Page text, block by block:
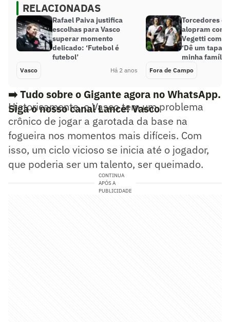
RELACIONADAS
Rafael Paiva justifica
escolhas para Vasco
superar momento
delicado: ‘Futebol é
futebol’
Vasco Há 2 anos
Torcedores
alopram com
Vegetti como
‘Dê um tapa
minha família’
Fora de Campo
➡️ Tudo sobre o Gigante agora no WhatsApp.
Siga o nosso canal Lance! Vasco
Historicamente, o Vasco tem um problema
crônico de jogar a garotada da base na
fogueira nos momentos mais difíceis. Com
isso, um ciclo vicioso se inicia até o jogador,
que poderia ser um talento, ser queimado.
CONTINUA
APÓS A
PUBLICIDADE